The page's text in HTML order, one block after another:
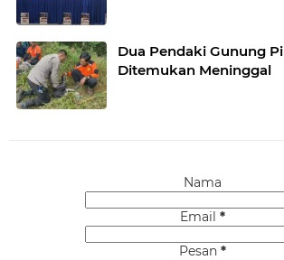
Dua Pendaki Gunung
Ditemukan Meninggal
Nama
Email *
Pesan *